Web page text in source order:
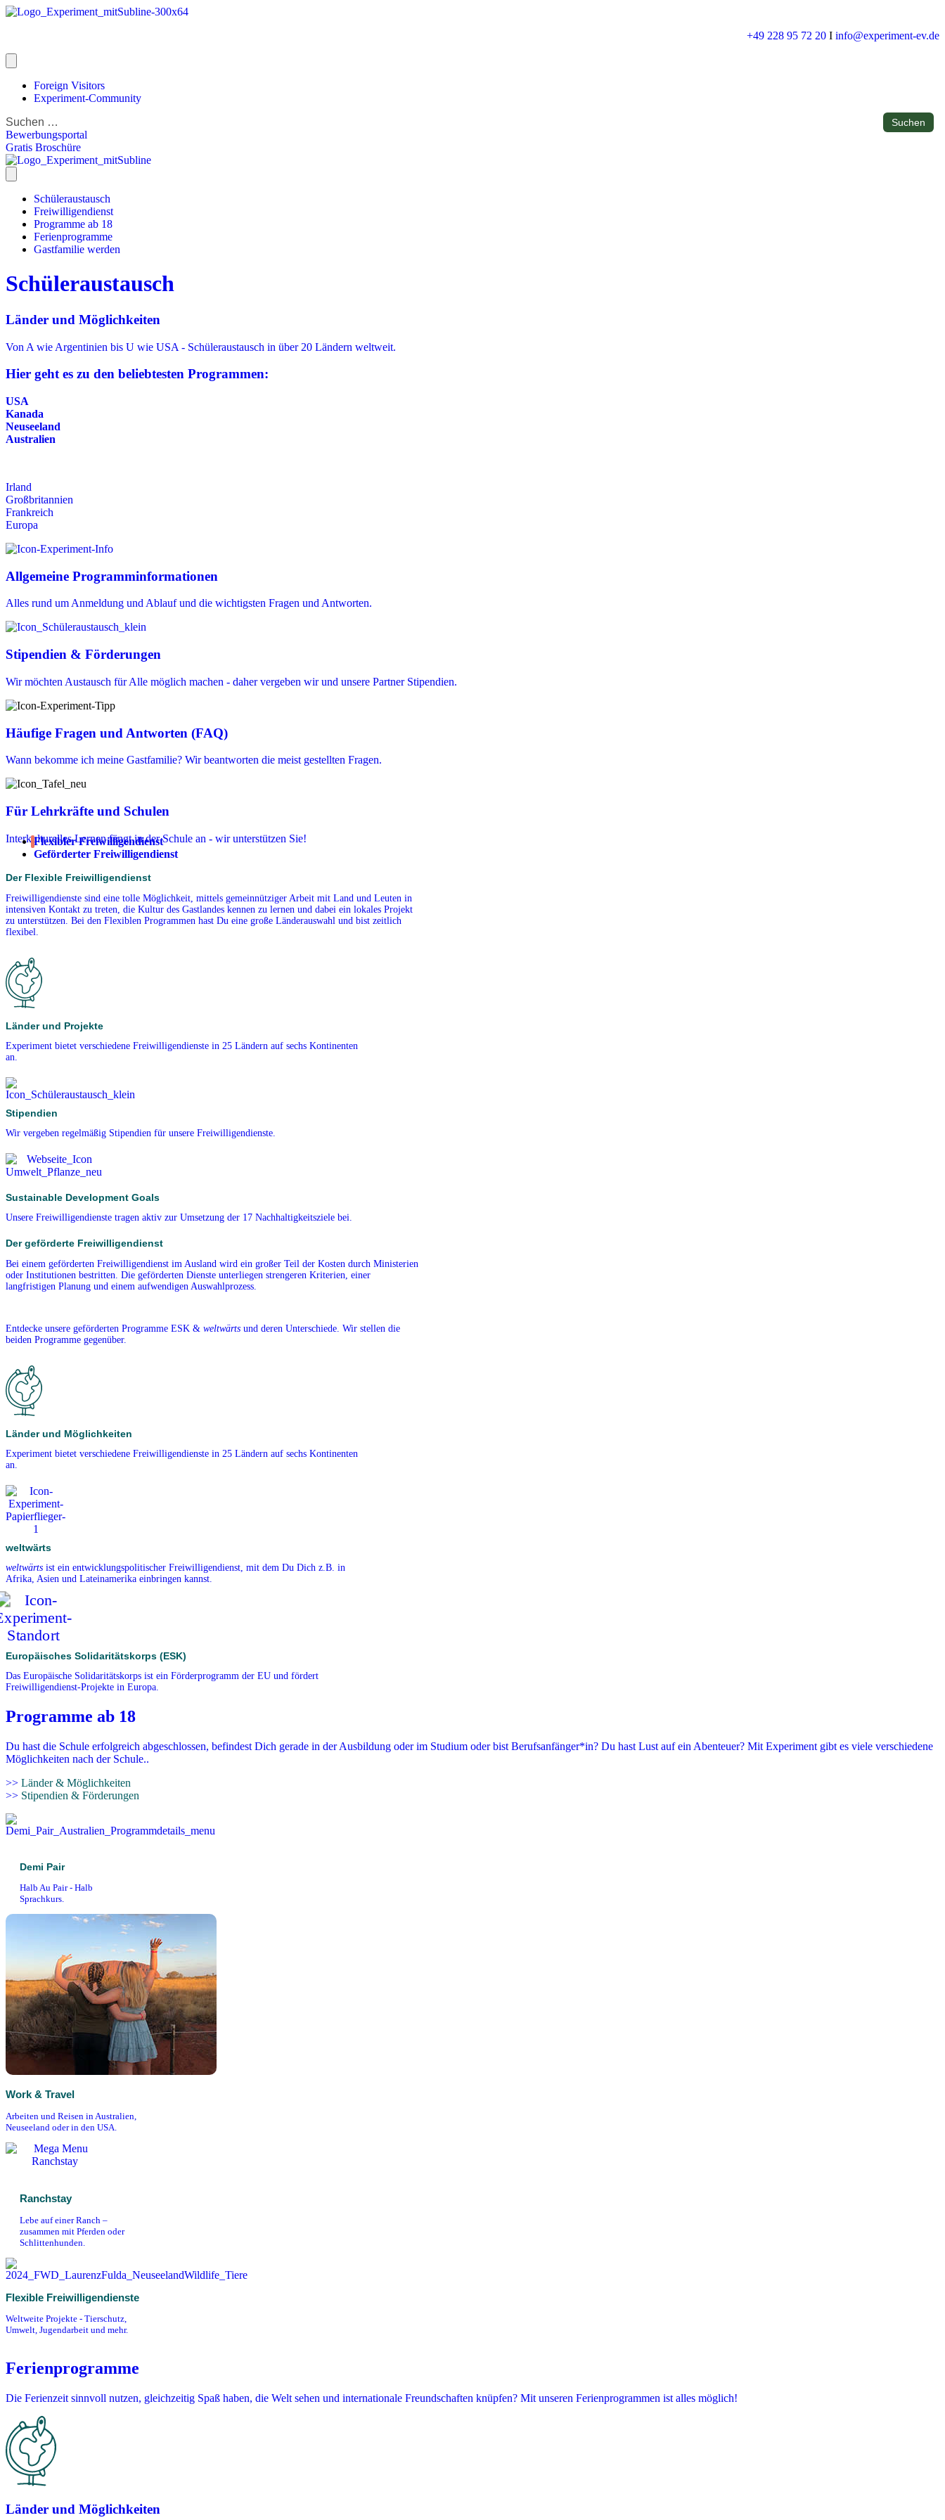
+49 228 95 72 20 I info@experiment-ev.de
Foreign Visitors
Experiment-Community
Bewerbungsportal
Gratis Broschüre
Schüleraustausch
Freiwilligendienst
Programme ab 18
Ferienprogramme
Gastfamilie werden
Schüleraustausch
Länder und Möglichkeiten
Von A wie Argentinien bis U wie USA - Schüleraustausch in über 20 Ländern weltweit.
Hier geht es zu den beliebtesten Programmen:
USA
Kanada
Neuseeland
Australien
Irland
Großbritannien
Frankreich
Europa
Allgemeine Programminformationen
Alles rund um Anmeldung und Ablauf und die wichtigsten Fragen und Antworten.
Stipendien & Förderungen
Wir möchten Austausch für Alle möglich machen - daher vergeben wir und unsere Partner Stipendien.
Häufige Fragen und Antworten (FAQ)
Wann bekomme ich meine Gastfamilie? Wir beantworten die meist gestellten Fragen.
Für Lehrkräfte und Schulen
Interkulturelles Lernen fängt in der Schule an - wir unterstützen Sie!
Flexibler Freiwilligendienst
Geförderter Freiwilligendienst
Der Flexible Freiwilligendienst
Freiwilligendienste sind eine tolle Möglichkeit, mittels gemeinnütziger Arbeit mit Land und Leuten in
intensiven Kontakt zu treten, die Kultur des Gastlandes kennen zu lernen und dabei ein lokales Projekt
zu unterstützen. Bei den Flexiblen Programmen hast Du eine große Länderauswahl und bist zeitlich
flexibel.
Länder und Projekte
Experiment bietet verschiedene Freiwilligendienste in 25 Ländern auf sechs Kontinenten
an.
Stipendien
Wir vergeben regelmäßig Stipendien für unsere Freiwilligendienste.
Sustainable Development Goals
Unsere Freiwilligendienste tragen aktiv zur Umsetzung der 17 Nachhaltigkeitsziele bei.
Der geförderte Freiwilligendienst
Bei einem geförderten Freiwilligendienst im Ausland wird ein großer Teil der Kosten durch Ministerien
oder Institutionen bestritten. Die geförderten Dienste unterliegen strengeren Kriterien, einer
langfristigen Planung und einem aufwendigen Auswahlprozess.
Entdecke unsere geförderten Programme ESK & weltwärts und deren Unterschiede. Wir stellen die
beiden Programme gegenüber.
Länder und Möglichkeiten
Experiment bietet verschiedene Freiwilligendienste in 25 Ländern auf sechs Kontinenten
an.
weltwärts
weltwärts ist ein entwicklungspolitischer Freiwilligendienst, mit dem Du Dich z.B. in
Afrika, Asien und Lateinamerika einbringen kannst.
Europäisches Solidaritätskorps (ESK)
Das Europäische Solidaritätskorps ist ein Förderprogramm der EU und fördert
Freiwilligendienst-Projekte in Europa.
Programme ab 18
Du hast die Schule erfolgreich abgeschlossen, befindest Dich gerade in der Ausbildung oder im Studium oder bist Berufsanfänger*in? Du hast Lust auf ein Abenteuer? Mit Experiment gibt es viele verschiedene
Möglichkeiten nach der Schule..
>> Länder & Möglichkeiten
>> Stipendien & Förderungen
Demi Pair
Halb Au Pair - Halb
Sprachkurs.
Work & Travel
Arbeiten und Reisen in Australien,
Neuseeland oder in den USA.
Ranchstay
Lebe auf einer Ranch –
zusammen mit Pferden oder
Schlittenhunden.
Flexible Freiwilligendienste
Weltweite Projekte - Tierschutz,
Umwelt, Jugendarbeit und mehr.
Ferienprogramme
Die Ferienzeit sinnvoll nutzen, gleichzeitig Spaß haben, die Welt sehen und internationale Freundschaften knüpfen? Mit unseren Ferienprogrammen ist alles möglich!
Länder und Möglichkeiten